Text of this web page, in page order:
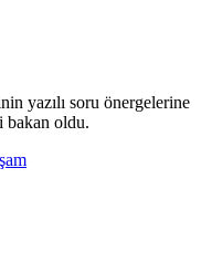
yazılı soru önergelerine
bakan oldu.